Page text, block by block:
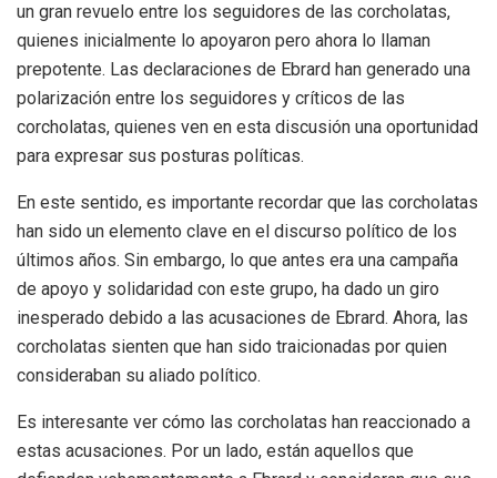
un gran revuelo entre los seguidores de las corcholatas,
quienes inicialmente lo apoyaron pero ahora lo llaman
prepotente. Las declaraciones de Ebrard han generado una
polarización entre los seguidores y críticos de las
corcholatas, quienes ven en esta discusión una oportunidad
para expresar sus posturas políticas.
En este sentido, es importante recordar que las corcholatas
han sido un elemento clave en el discurso político de los
últimos años. Sin embargo, lo que antes era una campaña
de apoyo y solidaridad con este grupo, ha dado un giro
inesperado debido a las acusaciones de Ebrard. Ahora, las
corcholatas sienten que han sido traicionadas por quien
consideraban su aliado político.
Es interesante ver cómo las corcholatas han reaccionado a
estas acusaciones. Por un lado, están aquellos que